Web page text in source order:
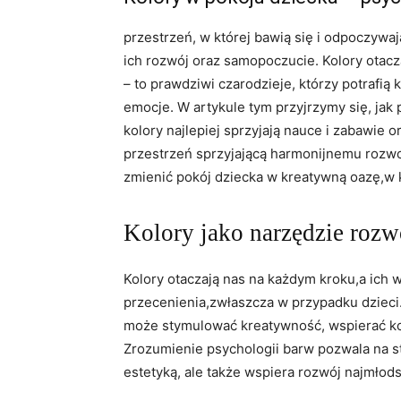
przestrzeń, w której ​bawią się i
ich​ rozwój oraz samopoczucie. Kolory
– to‍ prawdziwi czarodzieje, którzy potrafią
​emocje. W artykule tym przyjrzymy​ się, jak
kolory najlepiej sprzyjają nauce i zabawie
⁤przestrzeń sprzyjającą harmonijnemu
‌zmienić pokój dziecka‍ w⁤ kreatywną
Kolory jako narzędzie
Kolory otaczają ⁣nas⁣ na ⁢każdym kroku,a ich
przecenienia,zwłaszcza w przypadku⁢
‍może stymulować‍ kreatywność, wspierać⁢
Zrozumienie psychologii barw pozwala na
estetyką, ale także wspiera​ rozwój​